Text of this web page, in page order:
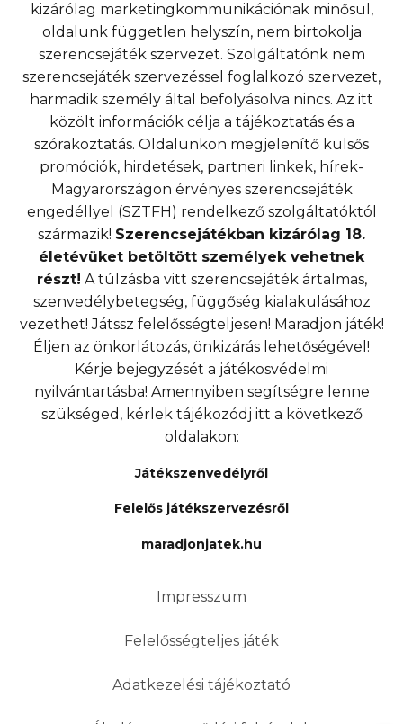
kizárólag marketingkommunikációnak minősül,
oldalunk független helyszín, nem birtokolja
szerencsejáték szervezet. Szolgáltatónk nem
szerencsejáték szervezéssel foglalkozó szervezet,
harmadik személy által befolyásolva nincs. Az itt
közölt információk célja a tájékoztatás és a
szórakoztatás. Oldalunkon megjelenítő külsős
promóciók, hirdetések, partneri linkek, hírek-
Magyarországon érvényes szerencsejáték
engedéllyel (SZTFH) rendelkező szolgáltatóktól
származik! Szerencsejátékban kizárólag 18.
életévüket betöltött személyek vehetnek
részt! A túlzásba vitt szerencsejáték ártalmas,
szenvedélybetegség, függőség kialakulásához
vezethet! Játssz felelősségteljesen! Maradjon játék!
Éljen az önkorlátozás, önkizárás lehetőségével!
Kérje bejegyzését a játékosvédelmi
nyilvántartásba! Amennyiben segítségre lenne
szükséged, kérlek tájékozódj itt a következő
oldalakon:
Játékszenvedélyről
Felelős játékszervezésről
maradjonjatek.hu
Impresszum
Felelősségteljes játék
Adatkezelési tájékoztató